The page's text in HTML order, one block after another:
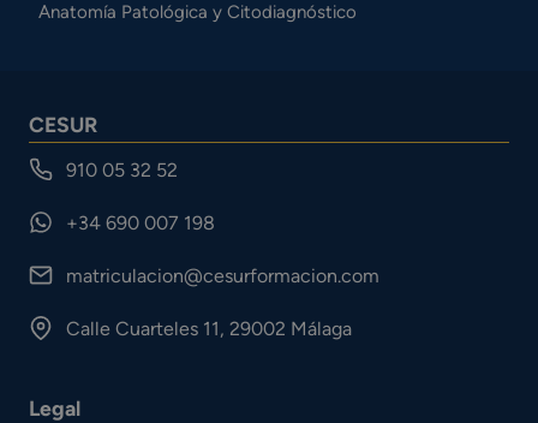
Anatomía Patológica y Citodiagnóstico
CESUR
910 05 32 52
+34 690 007 198
matriculacion@cesurformacion.com
Calle Cuarteles 11, 29002 Málaga
Legal